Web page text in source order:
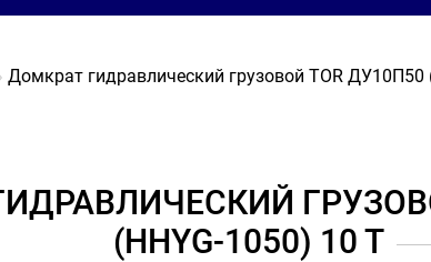
Домкрат гидравлический грузовой TOR ДУ10П50
(HHYG-1050) 10 Т